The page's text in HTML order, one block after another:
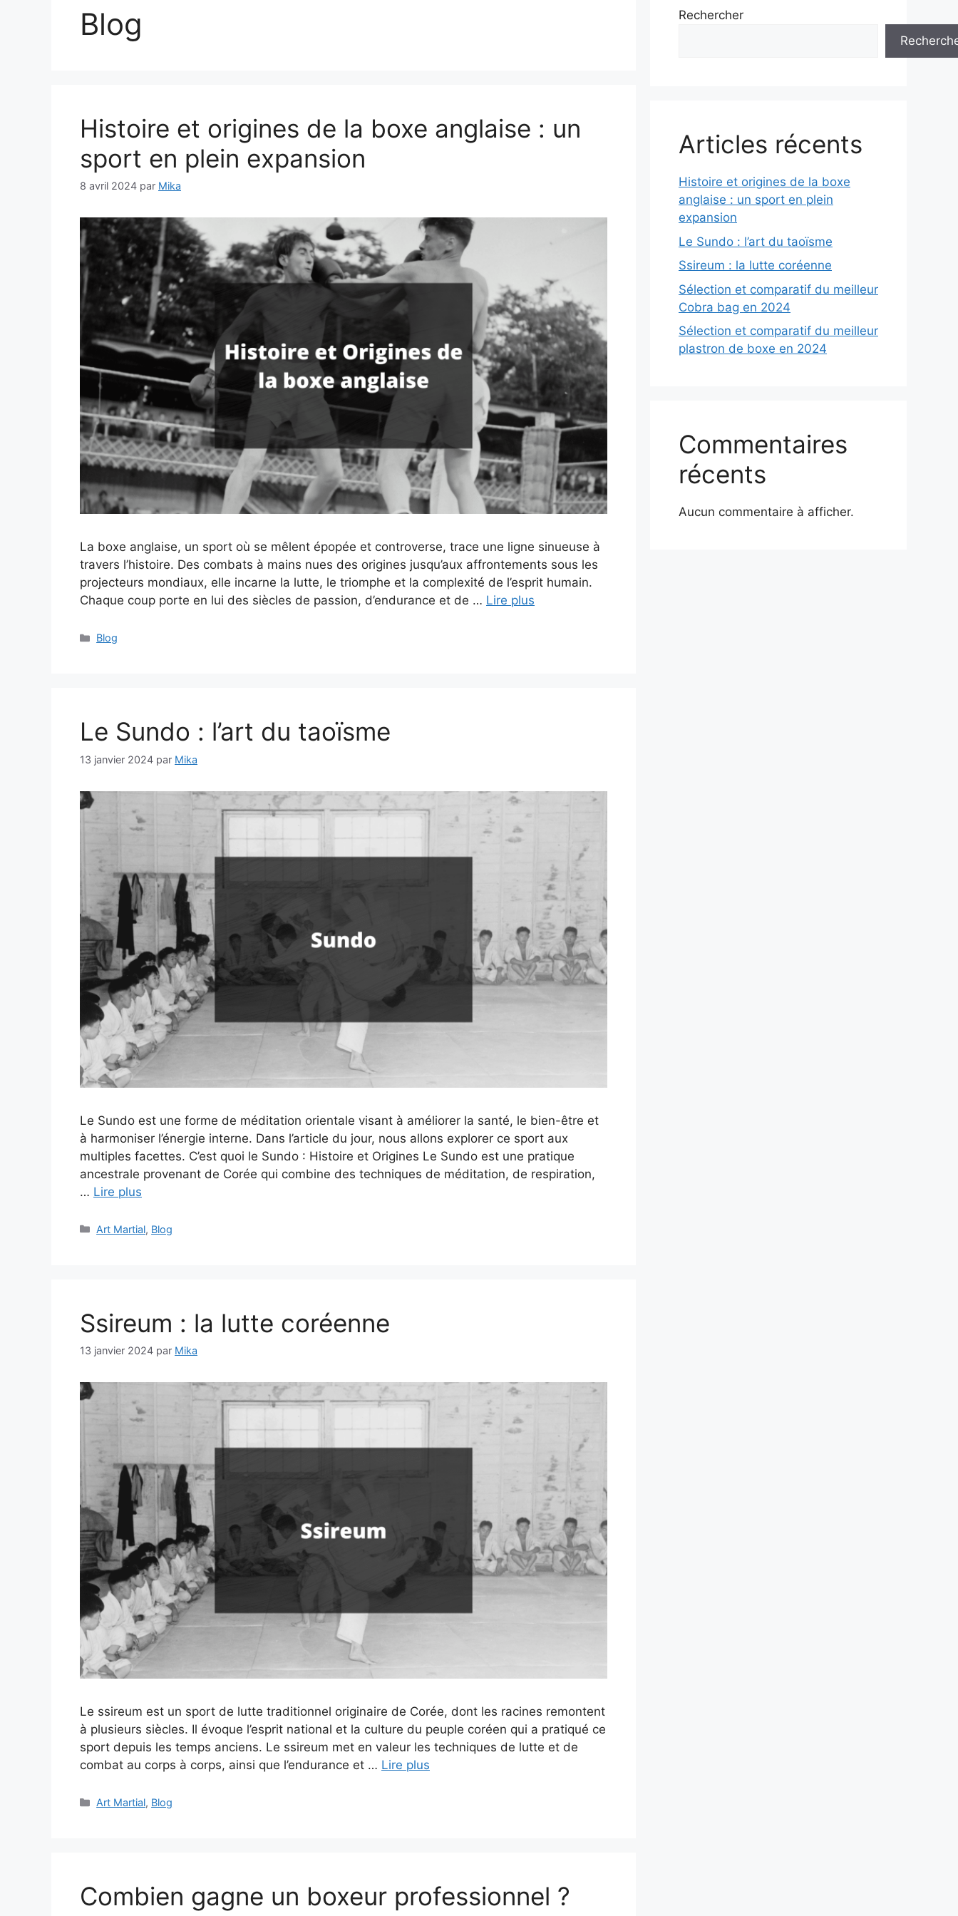
Blog
Histoire et origines de la boxe anglaise : un
sport en plein expansion
8 avril 2024 par Mika
La boxe anglaise, un sport où se mêlent épopée et controverse, trace une ligne sinueuse à
travers l’histoire. Des combats à mains nues des origines jusqu’aux affrontements sous les
projecteurs mondiaux, elle incarne la lutte, le triomphe et la complexité de l’esprit humain.
Chaque coup porte en lui des siècles de passion, d’endurance et de … Lire plus
Catégories
Blog
Le Sundo : l’art du taoïsme
13 janvier 2024 par Mika
Le Sundo est une forme de méditation orientale visant à améliorer la santé, le bien-être et
à harmoniser l’énergie interne. Dans l’article du jour, nous allons explorer ce sport aux
multiples facettes. C’est quoi le Sundo : Histoire et Origines Le Sundo est une pratique
ancestrale provenant de Corée qui combine des techniques de méditation, de respiration,
… Lire plus
Catégories
Art Martial, Blog
Ssireum : la lutte coréenne
13 janvier 2024 par Mika
Le ssireum est un sport de lutte traditionnel originaire de Corée, dont les racines remontent
à plusieurs siècles. Il évoque l’esprit national et la culture du peuple coréen qui a pratiqué ce
sport depuis les temps anciens. Le ssireum met en valeur les techniques de lutte et de
combat au corps à corps, ainsi que l’endurance et … Lire plus
Catégories
Art Martial, Blog
Combien gagne un boxeur professionnel ?
Rechercher
Articles récents
Histoire et origines de la boxe
anglaise : un sport en plein
expansion
Le Sundo : l’art du taoïsme
Ssireum : la lutte coréenne
Sélection et comparatif du meilleur
Cobra bag en 2024
Sélection et comparatif du meilleur
plastron de boxe en 2024
Commentaires
récents
Aucun commentaire à afficher.